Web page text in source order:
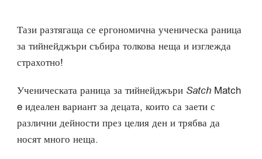
Тази разтягаща се ергономична ученическа раница
за тийнейджъри събира толкова неща и изглежда
страхотно!
Ученическата раница за тийнейджъри Satch Match
e идеален вариант за децата, които са заети с
различни дейности през целия ден и трябва да
носят много неща.